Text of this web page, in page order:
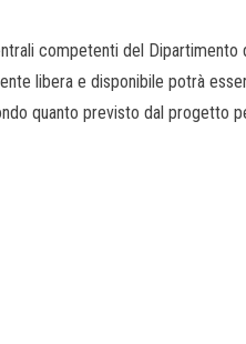
competenti del Dipartimento
libera e disponibile potrà
quanto previsto dal progetto